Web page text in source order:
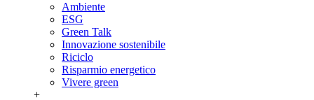
Ambiente
ESG
Green Talk
Innovazione sostenibile
Riciclo
Risparmio energetico
Vivere green
+